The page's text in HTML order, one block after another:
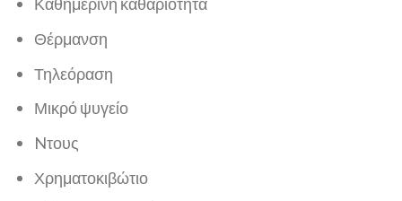
Θέρμανση
Τηλεόραση
Μικρό ψυγείο
Nτους
Χρηματοκιβώτιο